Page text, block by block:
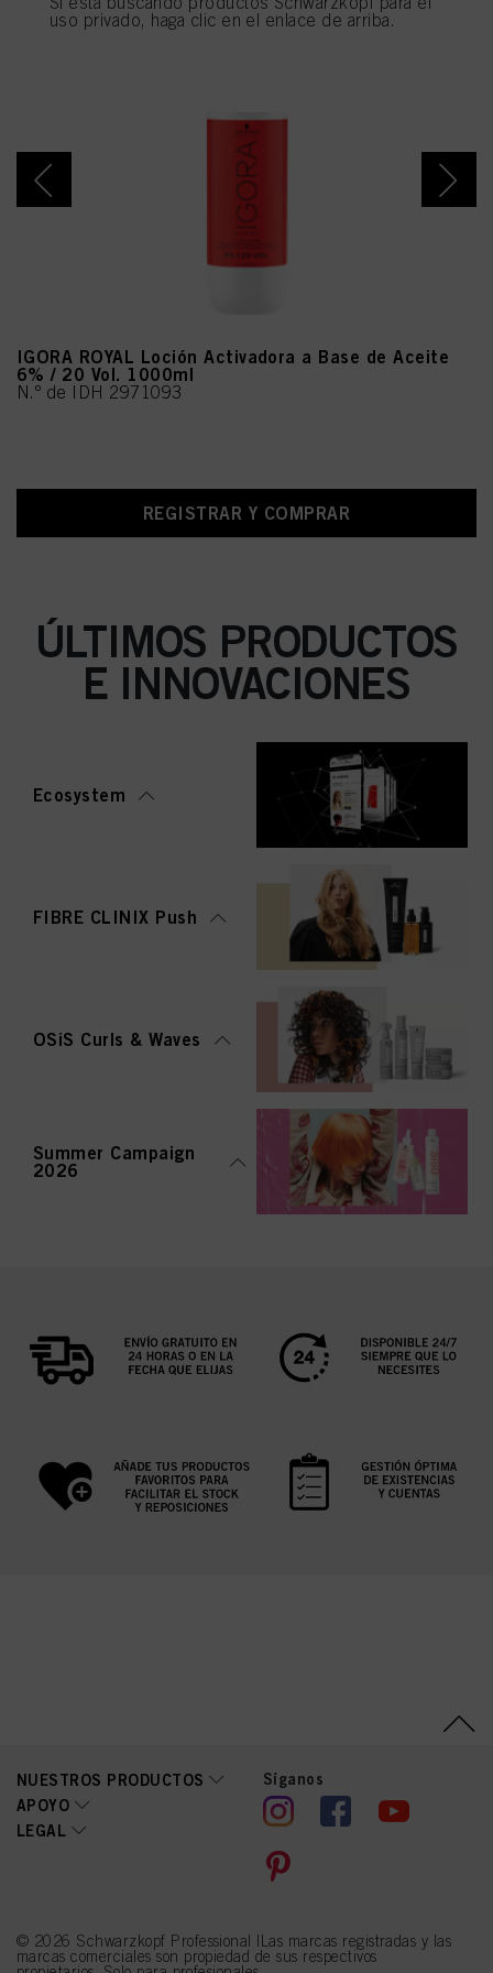
IGORA ROYAL Loción Activadora a Base de Aceite
6% / 20 Vol. 1000ml
N.º de IDH 2971093
REGISTRAR Y COMPRAR
ÚLTIMOS PRODUCTOS
E INNOVACIONES
Ecosystem
FIBRE CLINIX Push
OSiS Curls & Waves
Summer Campaign
2026
NUESTROS PRODUCTOS
APOYO
LEGAL
Síganos
© 2026 Schwarzkopf Professional |Las marcas registradas y las
marcas comerciales son propiedad de sus respectivos
uso privado, haga clic en el enlace de arriba.
utilizarán las cookies que sean técnicamente necesarias para proporcionarle
este sitio web .